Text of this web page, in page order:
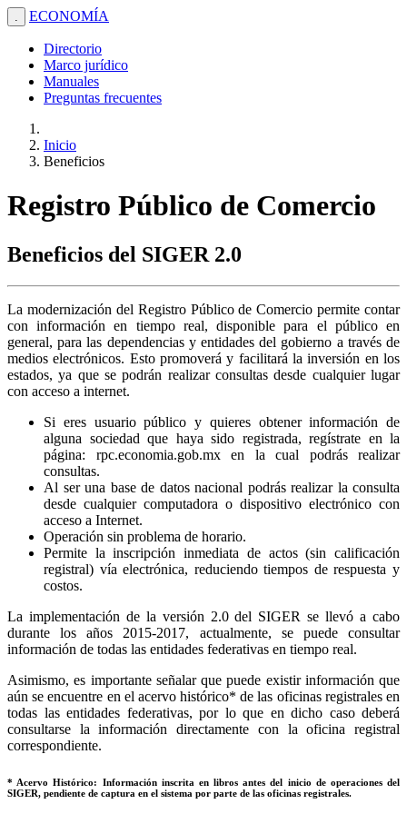
. ECONOMÍA
Directorio
Marco jurídico
Manuales
Preguntas frecuentes
Inicio
Beneficios
Registro Público de Comercio
Beneficios del SIGER 2.0
La modernización del Registro Público de Comercio permite contar
con información en tiempo real, disponible para el público en
general, para las dependencias y entidades del gobierno a través de
medios electrónicos. Esto promoverá y facilitará la inversión en los
estados, ya que se podrán realizar consultas desde cualquier lugar
con acceso a internet.
Si eres usuario público y quieres obtener información de
alguna sociedad que haya sido registrada, regístrate en la
página: rpc.economia.gob.mx en la cual podrás realizar
consultas.
Al ser una base de datos nacional podrás realizar la consulta
desde cualquier computadora o dispositivo electrónico con
acceso a Internet.
Operación sin problema de horario.
Permite la inscripción inmediata de actos (sin calificación
registral) vía electrónica, reduciendo tiempos de respuesta y
costos.
La implementación de la versión 2.0 del SIGER se llevó a cabo
durante los años 2015-2017, actualmente, se puede consultar
información de todas las entidades federativas en tiempo real.
Asimismo, es importante señalar que puede existir información que
aún se encuentre en el acervo histórico* de las oficinas registrales en
todas las entidades federativas, por lo que en dicho caso deberá
consultarse la información directamente con la oficina registral
correspondiente.
* Acervo Histórico: Información inscrita en libros antes del inicio de operaciones del
SIGER, pendiente de captura en el sistema por parte de las oficinas registrales.